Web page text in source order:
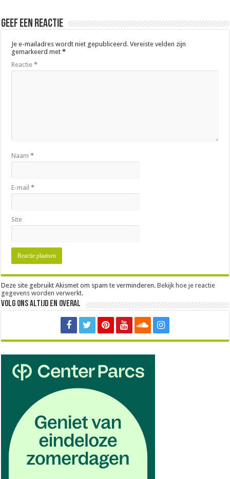
Geef een reactie
Je e-mailadres wordt niet gepubliceerd. Vereiste velden zijn
gemarkeerd met*
Reactie*
Naam*
E-mail*
Site
Deze site gebruikt Akismet om spam te verminderen.Bekijk hoe je reactie
gegevens worden verwerkt.
Volg ons altijd en overal